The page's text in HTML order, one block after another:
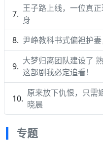
王子路上线，一位真
身
尹峥教科书式偏袒护
大梦归离团队建设了
这部剧我必定追看！
原来放下仇恨，只需
晓晨
专题